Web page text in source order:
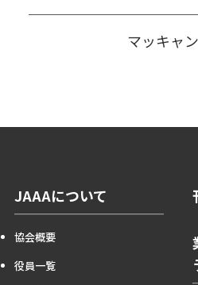
マッキャ
JAAAについて
協会概要
役員一覧